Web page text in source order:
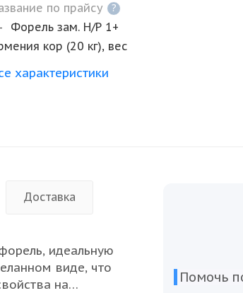
по прайсу
?
Форель зам. Н/Р 1+
кор (20 кг), вес
характеристики
Доставка
идеальную
виде, что
на
Помочь